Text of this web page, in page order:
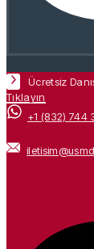
Ücretsiz
Tıklayın
+1 (832) 744